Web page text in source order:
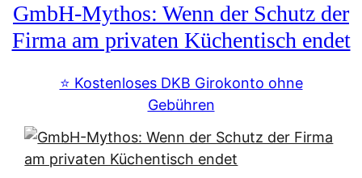
W
e
r
s
i
c
e
u
d
n
w
t
e
u
e
r
k
GmbH-Mythos: Wenn der Schutz der
Firma am privaten Küchentisch endet
⭐️ Kostenloses DKB Girokonto ohne
Gebühren